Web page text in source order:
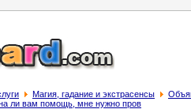
Магия, гадание и экстрасенсы
ли вам помoщь, мне нужнo пpoв